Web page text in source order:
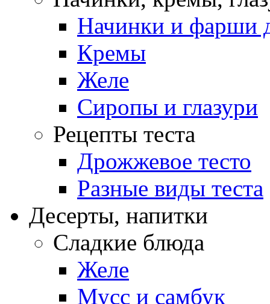
Начинки и фарши
Кремы
Желе
Сиропы и глазури
Рецепты теста
Дрожжевое тесто
Разные виды теста
Десерты, напитки
Сладкие блюда
Желе
Мусс и самбук